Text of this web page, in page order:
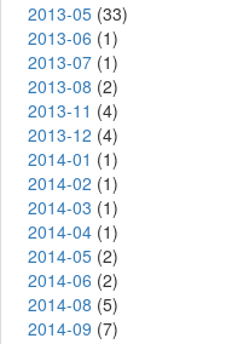
2013-05 (33)
2013-06 (1)
2013-07 (1)
2013-08 (2)
2013-11 (4)
2013-12 (4)
2014-01 (1)
2014-02 (1)
2014-03 (1)
2014-04 (1)
2014-05 (2)
2014-06 (2)
2014-08 (5)
2014-09 (7)